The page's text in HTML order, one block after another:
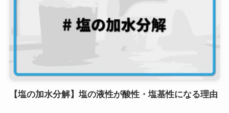
【塩の加水分解】塩の液性が酸性・塩基性になる理由